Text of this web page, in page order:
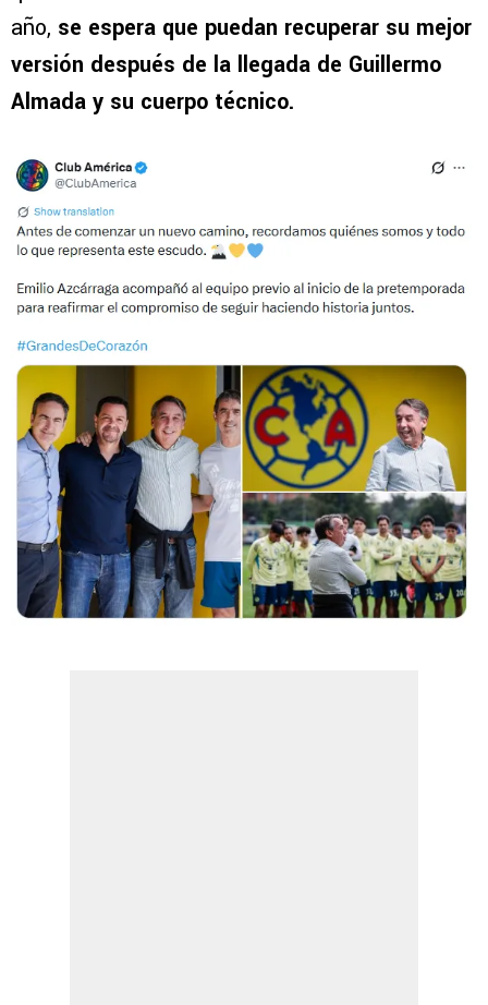
año, se espera que puedan recuperar su mejor
versión después de la llegada de Guillermo
Almada y su cuerpo técnico.